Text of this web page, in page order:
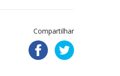
Compartilhar